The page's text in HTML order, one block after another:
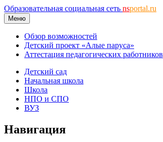
Образовательная социальная сеть nsportal.ru
Меню
Обзор возможностей
Детский проект «Алые паруса»
Аттестация педагогических работников
Детский сад
Начальная школа
Школа
НПО и СПО
ВУЗ
Навигация